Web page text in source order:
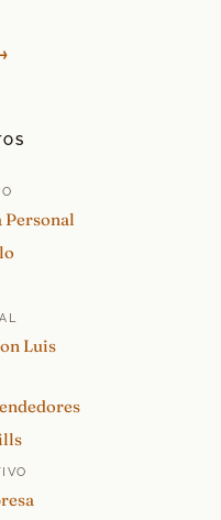
Personal
Luis